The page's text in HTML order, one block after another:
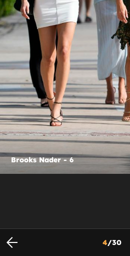
Brooks Nader - 6
4/30